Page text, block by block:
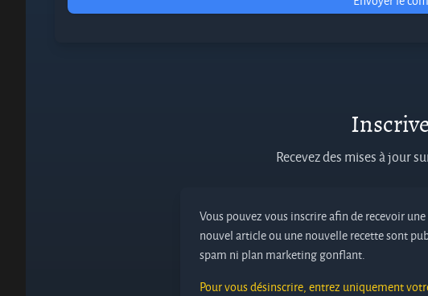
Recevez des mises à jour
Vous pouvez vous inscrire afin de recevoir
nouvel article ou une nouvelle recette sont
spam ni plan marketing gonflant.
Pour vous désinscrire, entrez uniquement